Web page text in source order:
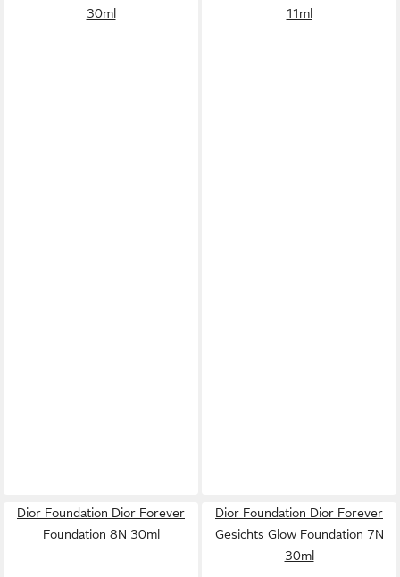
30ml
11ml
Dior Foundation Dior Forever
Foundation 8N 30ml
Dior Foundation Dior Forever
Gesichts Glow Foundation 7N
30ml